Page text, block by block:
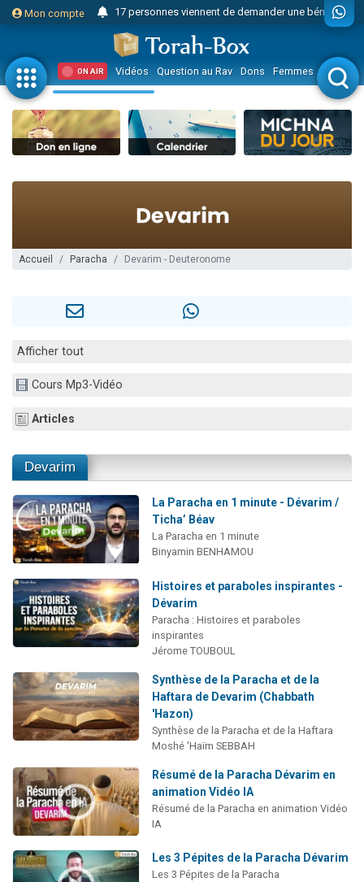
Mon compte
Il reste 49 places pour étudier en groupe sur Zoom
23 personnes viennent de faire un don pour Diane, 80 ans, dans un appartement insalubre
Eva vient de donner son Maasser
4 personnes viennent de nous rejoindre sur WhatsApp
3 personnes viennent de nous rejoindre sur WhatsApp
3 personnes viennent de faire un don pour 5 jours de vacances aux Orphelins
Odaya vient de donner son Maasser
12 nouvelles musiques dans Torah-Box Music
ON AIR Vidéos Question au Rav Dons Femmes Enfants
Accueil Paracha Devarim - Deuteronome
Afficher tout
Cours Mp3-Vidéo
Articles
Devarim
La Paracha en 1 minute - Dévarim /
Ticha’ Béav
La Paracha en 1 minute
Binyamin BENHAMOU
Histoires et paraboles inspirantes -
Dévarim
Paracha : Histoires et paraboles
inspirantes
Jérome TOUBOUL
Synthèse de la Paracha et de la
Haftara de Devarim (Chabbath
'Hazon)
Synthèse de la Paracha et de la Haftara
Moshé 'Haïm SEBBAH
Résumé de la Paracha Dévarim en
animation Vidéo IA
Résumé de la Paracha en animation Vidéo
IA
Les 3 Pépites de la Paracha Dévarim
Les 3 Pépites de la Paracha